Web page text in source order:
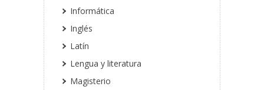
Informática
Inglés
Latín
Lengua y literatura
Magisterio